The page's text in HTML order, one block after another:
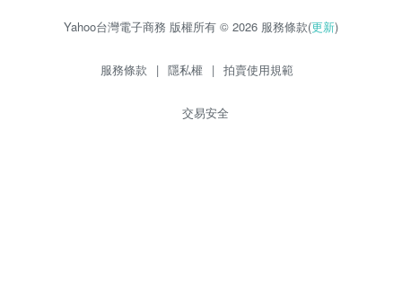
Yahoo台灣電子商務 版權所有 © 2026 服務條款(更新)
服務條款 | 隱私權 | 拍賣使用規範
交易安全